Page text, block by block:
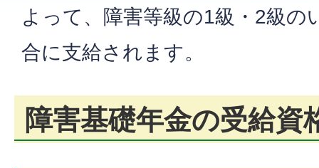
よって、障害等級の1級・2級の
合に支給されます。
障害基礎年金の受給資